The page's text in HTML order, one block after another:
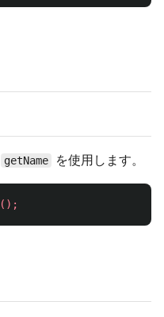
getName を使用します。
();